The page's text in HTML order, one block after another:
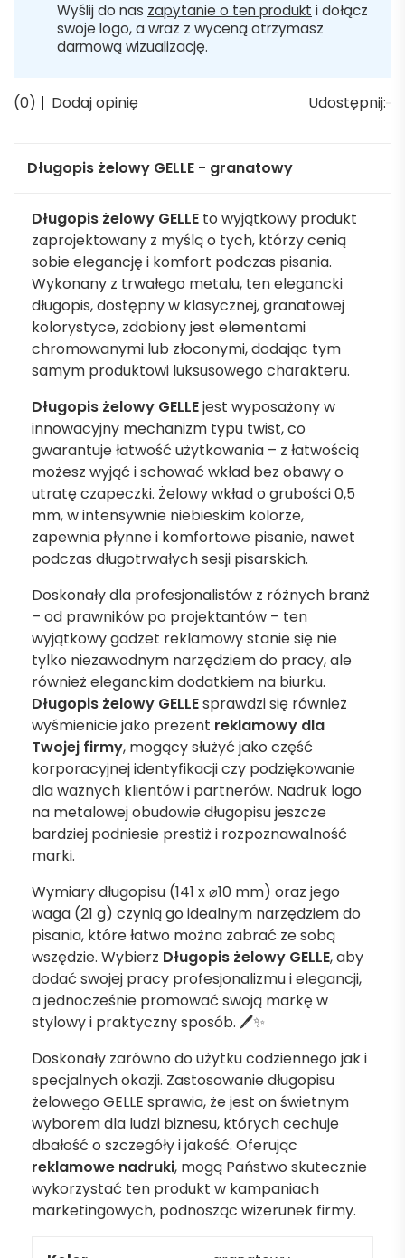
Wyślij do nas zapytanie o ten produkt i dołącz
swoje logo, a wraz z wyceną otrzymasz
darmową wizualizację.
(0) Dodaj opinię Udostępnij:
Długopis żelowy GELLE - granatowy
Długopis żelowy GELLE to wyjątkowy produkt
zaprojektowany z myślą o tych, którzy cenią
sobie elegancję i komfort podczas pisania.
Wykonany z trwałego metalu, ten elegancki
długopis, dostępny w klasycznej, granatowej
kolorystyce, zdobiony jest elementami
chromowanymi lub złoconymi, dodając tym
samym produktowi luksusowego charakteru.
Długopis żelowy GELLEjest wyposażony w
innowacyjny mechanizm typu twist, co
gwarantuje łatwość użytkowania – z łatwością
możesz wyjąć i schować wkład bez obawy o
utratę czapeczki. Żelowy wkład o grubości 0,5
mm, w intensywnie niebieskim kolorze,
zapewnia płynne i komfortowe pisanie, nawet
podczas długotrwałych sesji pisarskich.
Doskonały dla profesjonalistów z różnych branż
– od prawników po projektantów – ten
wyjątkowy gadżet reklamowy stanie się nie
tylko niezawodnym narzędziem do pracy, ale
również eleganckim dodatkiem na biurku.
Długopis żelowy GELLEsprawdzi się również
wyśmienicie jako prezent reklamowy dla
Twojej firmy, mogący służyć jako część
korporacyjnej identyfikacji czy podziękowanie
dla ważnych klientów i partnerów. Nadruk logo
na metalowej obudowie długopisu jeszcze
bardziej podniesie prestiż i rozpoznawalność
marki.
Wymiary długopisu (141 x ⌀10 mm) oraz jego
waga (21 g) czynią go idealnym narzędziem do
pisania, które łatwo można zabrać ze sobą
wszędzie. Wybierz Długopis żelowy GELLE, aby
dodać swojej pracy profesjonalizmu i elegancji,
a jednocześnie promować swoją markę w
stylowy i praktyczny sposób. 🖊️✨
Doskonały zarówno do użytku codziennego jak i
specjalnych okazji. Zastosowanie długopisu
żelowego GELLE sprawia, że jest on świetnym
wyborem dla ludzi biznesu, których cechuje
dbałość o szczegóły i jakość. Oferując
reklamowe nadruki, mogą Państwo skutecznie
wykorzystać ten produkt w kampaniach
marketingowych, podnosząc wizerunek firmy.